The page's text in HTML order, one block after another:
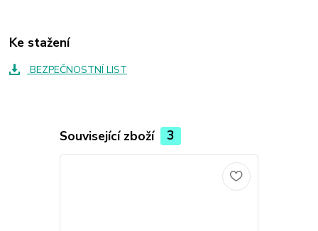
Ke stažení
BEZPEČNOSTNÍ LIST
Související zboží 3